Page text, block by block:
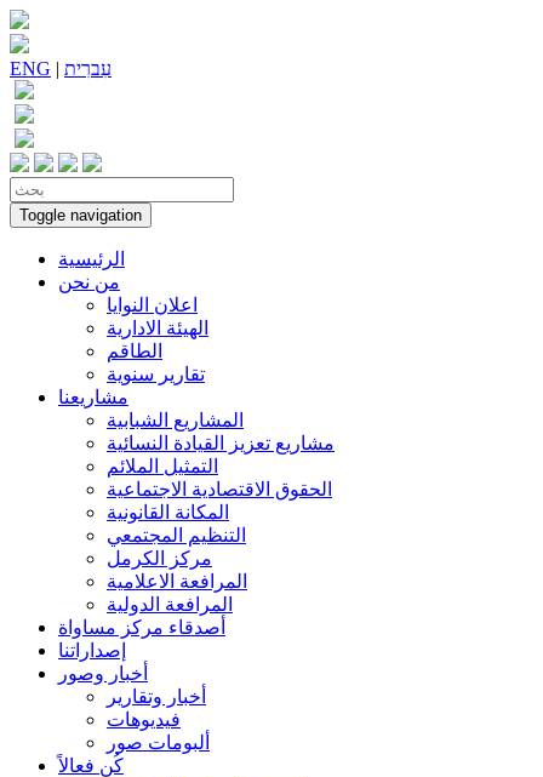
ENG | עִברִית
Toggle navigation
الرئيسية
من نحن
اعلان النوايا
الهيئة الادارية
الطاقم
تقارير سنوية
مشاريعنا
المشاريع الشبابية
مشاريع تعزيز القيادة النسائية
التمثيل الملائم
الحقوق الاقتصادية الاجتماعية
المكانة القانونية
التنظيم المجتمعي
مركز الكرمل
المرافعة الاعلامية
المرافعة الدولية
أصدقاء مركز مساواة
إصداراتنا
أخبار وصور
أخبار وتقارير
فيديوهات
ألبومات صور
كُن فعالاً